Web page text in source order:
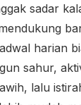
sadar
harian
sahur,
lalu